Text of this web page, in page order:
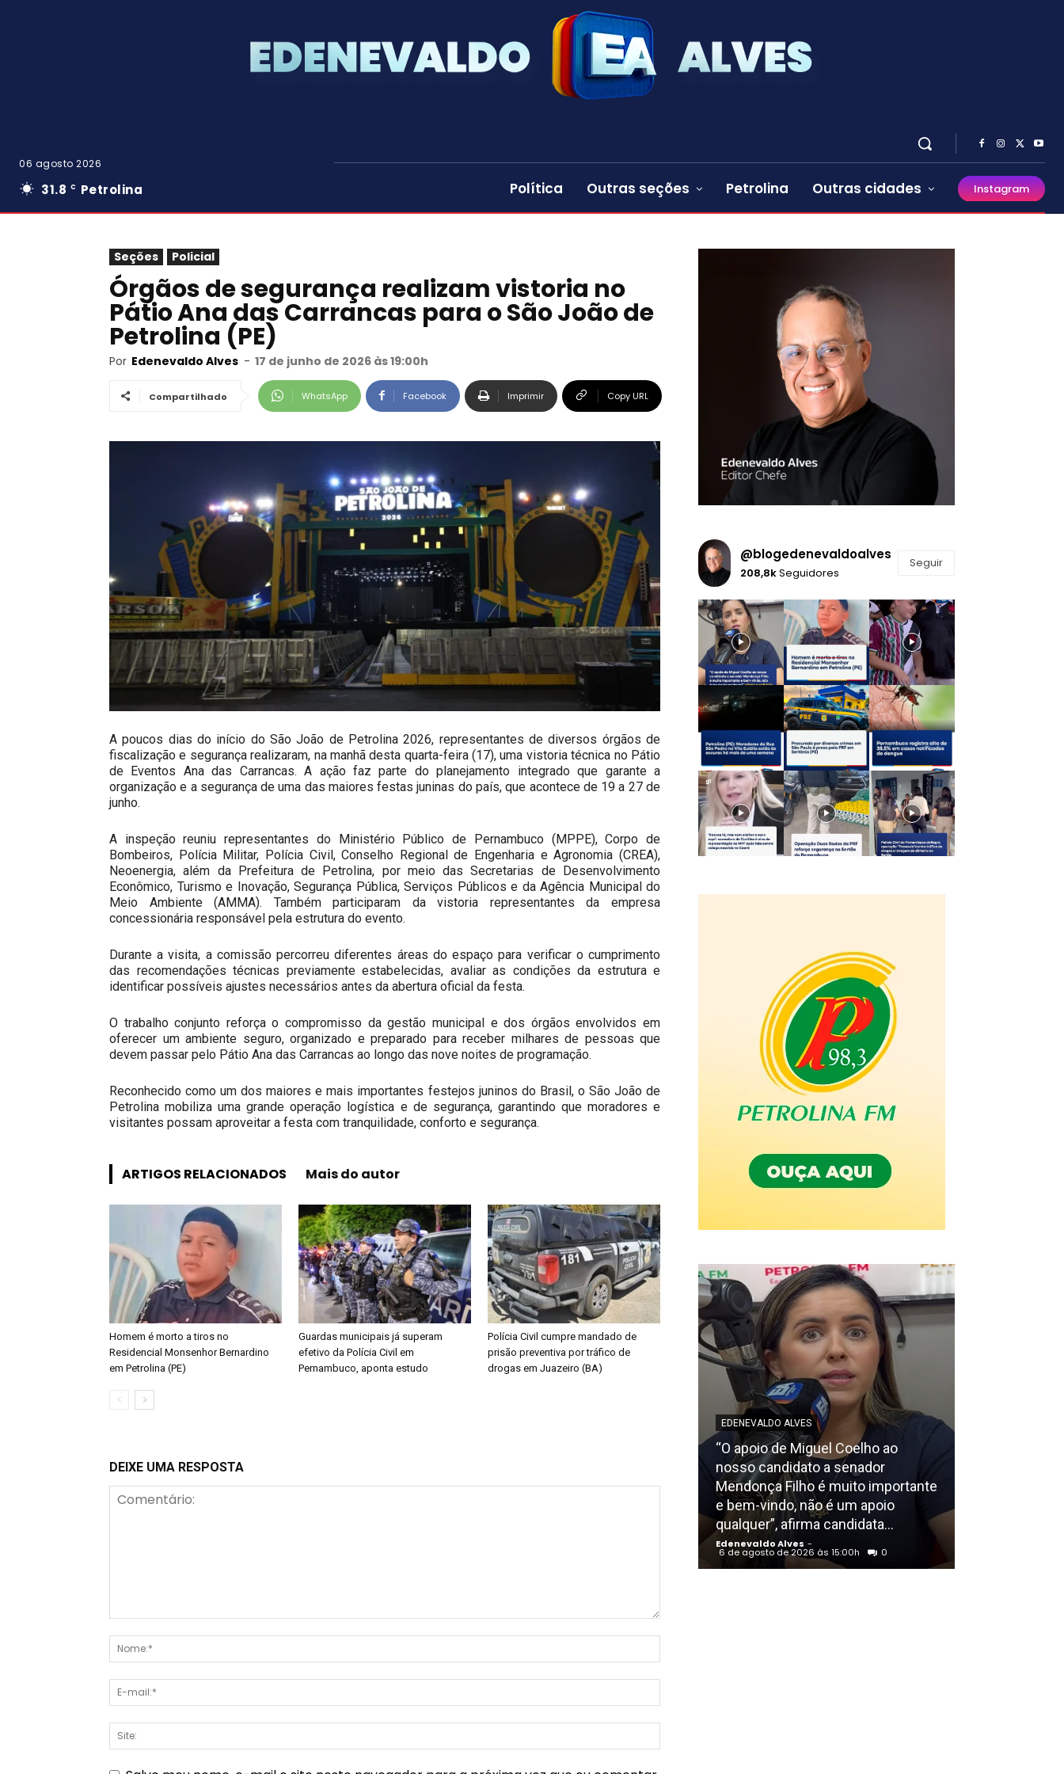
06 agosto 2026
31.8 C Petrolina Política Outras seções Petrolina Outras cidades Instagram
Seções Policial
Órgãos de segurança realizam vistoria no
Pátio Ana das Carrancas para o São João de
Petrolina (PE)
Por Edenevaldo Alves - 17 de junho de 2026 às 19:00h
Compartilhado WhatsApp Facebook Imprimir Copy URL
A poucos dias do início do São João de Petrolina 2026, representantes de diversos órgãos de
fiscalização e segurança realizaram, na manhã desta quarta-feira (17), uma vistoria técnica no Pátio
de Eventos Ana das Carrancas. A ação faz parte do planejamento integrado que garante a
organização e a segurança de uma das maiores festas juninas do país, que acontece de 19 a 27 de
junho.
A inspeção reuniu representantes do Ministério Público de Pernambuco (MPPE), Corpo de
Bombeiros, Polícia Militar, Polícia Civil, Conselho Regional de Engenharia e Agronomia (CREA),
Neoenergia, além da Prefeitura de Petrolina, por meio das Secretarias de Desenvolvimento
Econômico, Turismo e Inovação, Segurança Pública, Serviços Públicos e da Agência Municipal do
Meio Ambiente (AMMA). Também participaram da vistoria representantes da empresa
concessionária responsável pela estrutura do evento.
Durante a visita, a comissão percorreu diferentes áreas do espaço para verificar o cumprimento
das recomendações técnicas previamente estabelecidas, avaliar as condições da estrutura e
identificar possíveis ajustes necessários antes da abertura oficial da festa.
O trabalho conjunto reforça o compromisso da gestão municipal e dos órgãos envolvidos em
oferecer um ambiente seguro, organizado e preparado para receber milhares de pessoas que
devem passar pelo Pátio Ana das Carrancas ao longo das nove noites de programação.
Reconhecido como um dos maiores e mais importantes festejos juninos do Brasil, o São João de
Petrolina mobiliza uma grande operação logística e de segurança, garantindo que moradores e
visitantes possam aproveitar a festa com tranquilidade, conforto e segurança.
ARTIGOS RELACIONADOS Mais do autor
Homem é morto a tiros no
Residencial Monsenhor Bernardino
em Petrolina (PE)
Guardas municipais já superam
efetivo da Polícia Civil em
Pernambuco, aponta estudo
Polícia Civil cumpre mandado de
prisão preventiva por tráfico de
drogas em Juazeiro (BA)
DEIXE UMA RESPOSTA
@blogedenevaldoalves
208,8kSeguidores
Seguir
EDENEVALDO ALVES
“O apoio de Miguel Coelho ao
nosso candidato a senador
Mendonça Filho é muito importante
e bem-vindo, não é um apoio
qualquer”, afirma candidata...
Edenevaldo Alves -
6 de agosto de 2026 às 15:00h 0